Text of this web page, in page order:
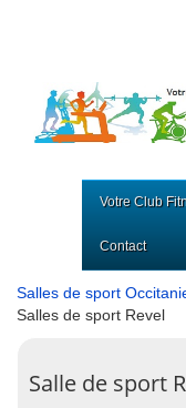
Votre Club
Contact
Salles de sport
Salles de sport Revel
Salle de sport